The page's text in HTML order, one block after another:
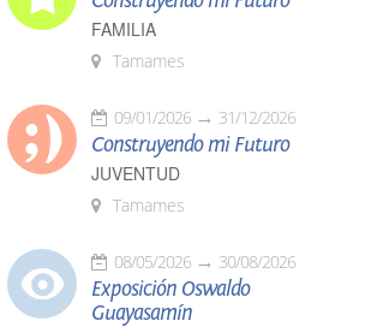
FAMILIA
Tamames
09/01/2026 31/12/2026
Construyendo mi Futuro
JUVENTUD
Tamames
08/05/2026 30/08/2026
Exposición Oswaldo
Guayasamín